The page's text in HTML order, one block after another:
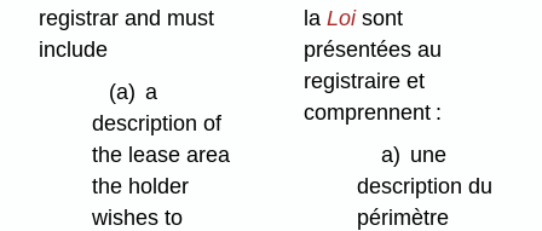
registrar and must
include
(a) a
description of
the lease area
the holder
wishes to
laLoisont
présentées au
registraire et
comprennent :
a) une
description du
périmètre